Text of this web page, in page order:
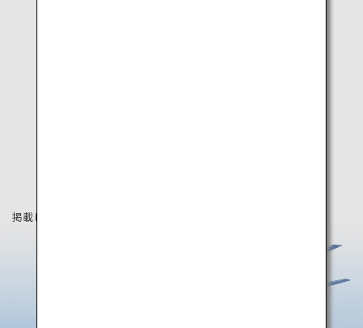
掲載している情報は2019年4月時点の情報です。